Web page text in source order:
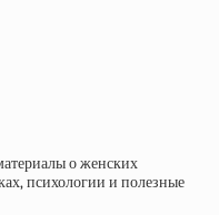
о женских
психологии и полезные